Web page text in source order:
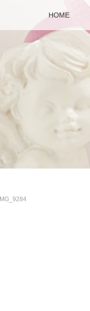
HOME
IMG_9284